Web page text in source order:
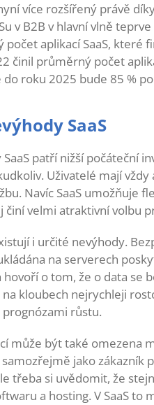
více rozšířený právě
v B2B v hlavní vlně
počet aplikací SaaS, které
činil průměrný počet
do roku 2025 bude 85 %
SaaS
patří nižší počáteční
Uživatelé mají
Navíc SaaS umožňuje
činí velmi atraktivní
i určité nevýhody.
na serverech
hovoří o tom, že o data
kloubech nejrychleji
růstu.
může být také omezena
jako zákazník
třeba si uvědomit, že
a hosting. V SaaS to